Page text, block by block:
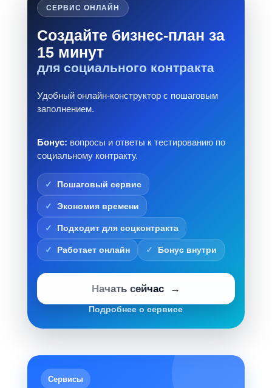
СЕРВИС ОНЛАЙН
Создайте бизнес-план за
15 минут
для социального контракта
Удобный онлайн-конструктор с пошаговым
заполнением.
Бонус: вопросы и ответы к тестированию по
социальному контракту.
Пошаговый сервис
Экономия времени
Подходит для соцконтракта
Работает онлайн Бонус внутри
Начать сейчас
Подробнее о сервисе
Сервисы